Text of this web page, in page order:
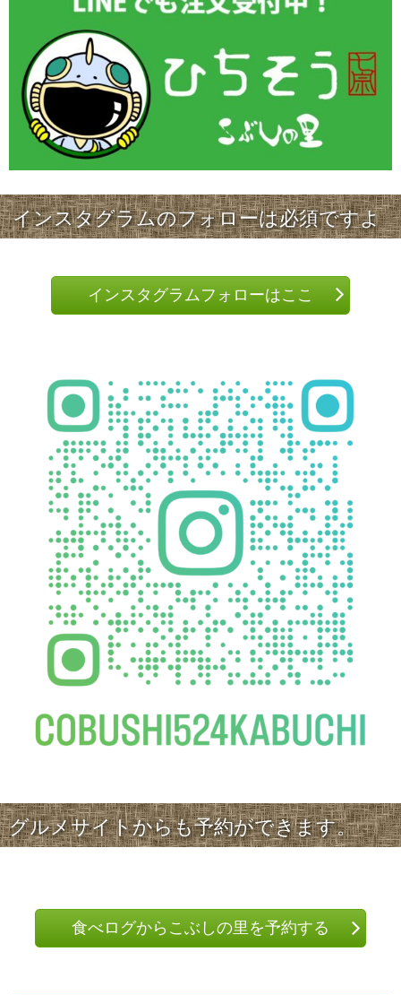
インスタグラムのフォローは必須ですよ
インスタグラムフォローはここ
グルメサイトからも予約ができます。
食べログからこぶしの里を予約する